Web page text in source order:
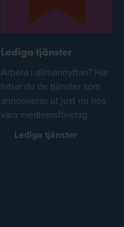
Lediga tjänster
Arbeta i allmännyttan? Här
hittar du de tjänster som
annonseras ut just nu hos
våra medlemsföretag.
Lediga tjänster